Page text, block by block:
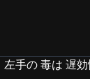
手の 毒は 遅